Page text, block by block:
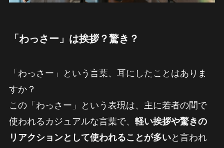
「わっさー」は挨拶？驚き？
「わっさー」という言葉、耳にしたことはありま
すか？
この「わっさー」という表現は、主に若者の間で
使われるカジュアルな言葉で、 軽い挨拶や驚きの
リアクションとして使われることが多いと言われ